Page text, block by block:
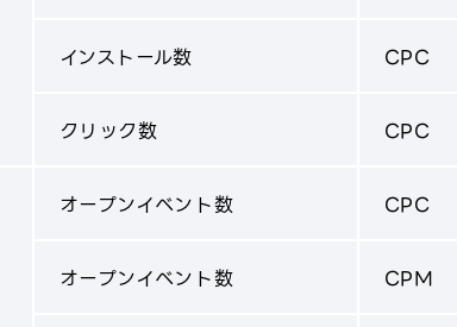
インストール数 CPC
クリック数 CPC
オープンイベント数 CPC
オープンイベント数 CPM